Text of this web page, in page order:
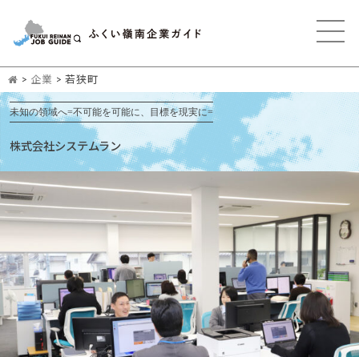
> 企業 > 若狭町
未知の領域へ=不可能を可能に、目標を現実に=
株式会社システムラン